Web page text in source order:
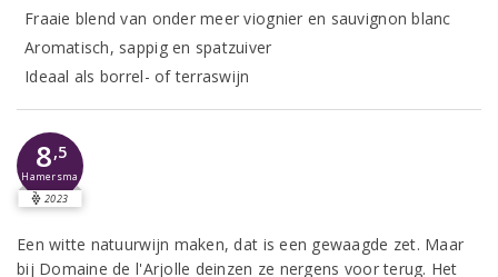
Fraaie blend van onder meer viognier en sauvignon blanc
Aromatisch, sappig en spatzuiver
Ideaal als borrel- of terraswijn
8,5
Hamersma
2023
Een witte natuurwijn maken, dat is een gewaagde zet. Maar
bij Domaine de l'Arjolle deinzen ze nergens voor terug. Het